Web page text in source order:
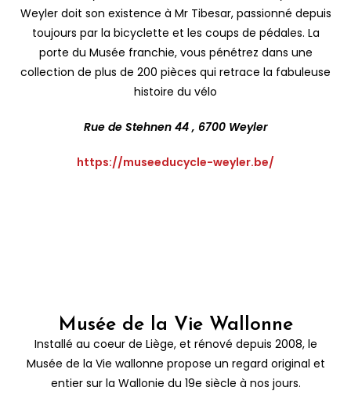
Weyler doit son existence à Mr Tibesar, passionné depuis
toujours par la bicyclette et les coups de pédales. La
porte du Musée franchie, vous pénétrez dans une
collection de plus de 200 pièces qui retrace la fabuleuse
histoire du vélo
Rue de Stehnen 44 , 6700 Weyler
https://museeducycle-weyler.be/
Musée de la Vie Wallonne
Installé au coeur de Liège, et rénové depuis 2008, le
Musée de la Vie wallonne propose un regard original et
entier sur la Wallonie du 19e siècle à nos jours.